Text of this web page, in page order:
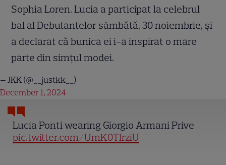
Sophia Loren. Lucia a participat la celebrul
bal al Debutantelor sâmbătă, 30 noiembrie, și
a declarat că bunica ei i-a inspirat o mare
parte din simțul modei.
Lucia Ponti wearing Giorgio Armani Prive
pic.twitter.com/UmK0TlrziU
— JKK (@__justkk__)
December 1, 2024